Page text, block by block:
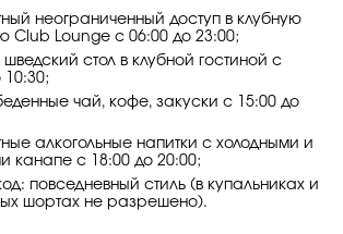
неограниченный доступ в клубную
Club Lounge с 06:00 до 23:00;
шведский стол в клубной гостиной с
10:30;
чай, кофе, закуски с 15:00 до
алкогольные напитки с холодными и
канапе с 18:00 до 20:00;
повседневный стиль (в купальниках и
шортах не разрешено).